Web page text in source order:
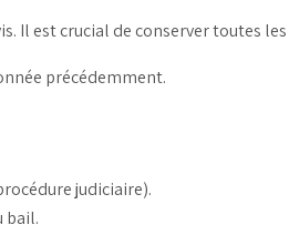
est crucial de conserver toutes
précédemment.
judiciaire).
bail.